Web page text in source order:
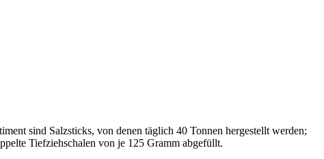
sind Salzsticks, von denen täglich 40 Tonnen hergestellt werden;
Tiefziehschalen von je 125 Gramm abgefüllt.